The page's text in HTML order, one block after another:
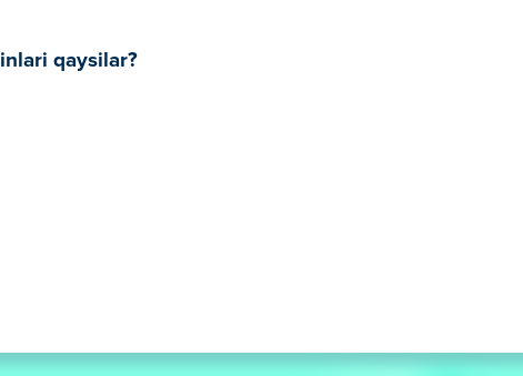
qaysilar?